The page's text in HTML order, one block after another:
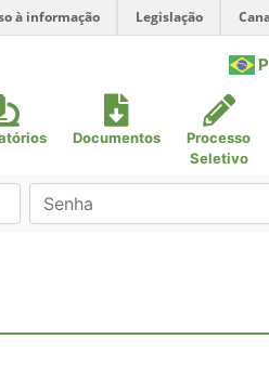
à informação Legislação
Documentos
Processo
Seletivo